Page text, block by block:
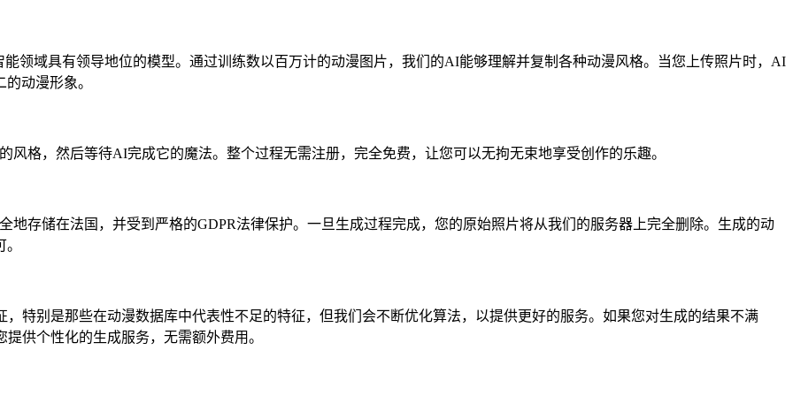
能领域具有领导地位的模型。通过训练数以百万计的动漫图片，我们的AI能够理解并复制各种动漫风格。当您上传照片时，AI
动漫形象。
风格，然后等待AI完成它的魔法。整个过程无需注册，完全免费，让您可以无拘无束地享受创作的乐趣。
地存储在法国，并受到严格的GDPR法律保护。一旦生成过程完成，您的原始照片将从我们的服务器上完全删除。生成的动
特别是那些在动漫数据库中代表性不足的特征，但我们会不断优化算法，以提供更好的服务。如果您对生成的结果不满
供个性化的生成服务，无需额外费用。